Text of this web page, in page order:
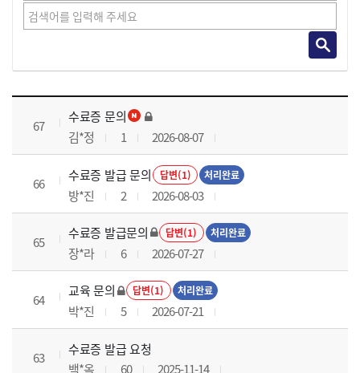
국가회계실무 과정 목록 으로 번호, 제목, 작성자, 조회수, 등록 일로 나열 되고 있습니다.
67
수료증 문의
김*정
1 2026-08-07
66
수료증 발급 문의 답변(1) 처리완료
방*진 2 2026-08-03
65
수료증 발급문의 답변(1) 처리완료
장*라 6 2026-07-27
64
교육 문의 답변(1) 처리완료
박*진 5 2026-07-21
63
수료증 발급 요청
백*옥
60 2025-11-14